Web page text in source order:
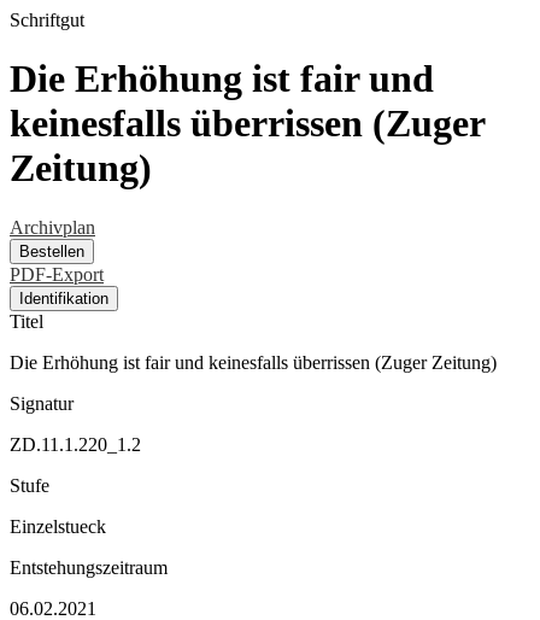
Schriftgut
Die Erhöhung ist fair und
keinesfalls überrissen (Zuger
Zeitung)
Archivplan
Bestellen
PDF-Export
Identifikation
Titel
Die Erhöhung ist fair und keinesfalls überrissen (Zuger Zeitung)
Signatur
ZD.11.1.220_1.2
Stufe
Einzelstueck
Entstehungszeitraum
06.02.2021